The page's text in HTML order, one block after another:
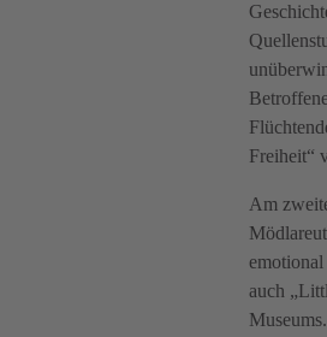
Freiheit“
Am
auch